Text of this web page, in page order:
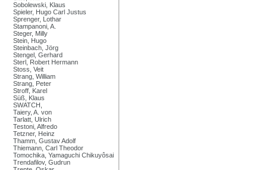
Sobolewski, Klaus
Spieler, Hugo Carl Justus
Sprenger, Lothar
Stampanoni, A.
Steger, Milly
Stein, Hugo
Steinbach, Jörg
Stengel, Gerhard
Sterl, Robert Hermann
Stoss, Veit
Strang, William
Strang, Peter
Stroff, Karel
Süß, Klaus
SWATCH,
Taiery, A. von
Tarlatt, Ulrich
Testoni, Alfredo
Tetzner, Heinz
Thamm, Gustav Adolf
Thiemann, Carl Theodor
Tomochika, Yamaguchi Chikuyôsai
Trendafilov, Gudrun